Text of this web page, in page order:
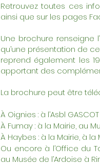
Retrouvez toutes ces
ainsi que sur les pages
Une brochure
qu’une présentation de
reprend également les
apportant des
La brochure peut être
À Oignies : à l’Asbl
À Fumay : à la Mairie, au
À Haybes : à la Mairie, à
Ou encore à l’Office du
au Musée de l’Ardoise à